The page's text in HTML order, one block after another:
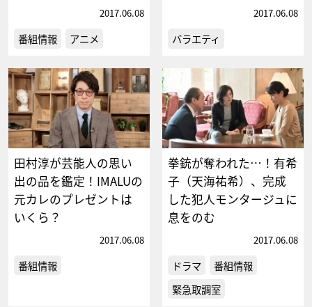
2017.06.08
番組情報 アニメ
2017.06.08
バラエティ
田村淳が芸能人の思い
出の品を鑑定！IMALUの
元カレのプレゼントは
いくら？
2017.06.08
番組情報
拳銃が奪われた…！有希
子（天海祐希）、完成
した犯人モンタージュに
息をのむ
2017.06.08
ドラマ
番組情報
緊急取調室